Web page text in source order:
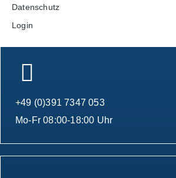
Datenschutz
Login
+49 (0)391 7347 053
Mo-Fr 08:00-18:00 Uhr